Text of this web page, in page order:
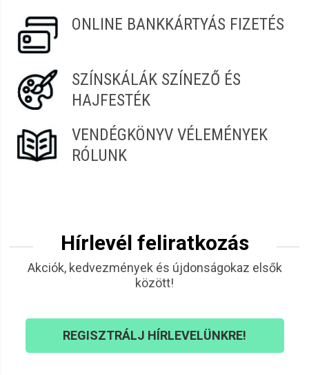
ONLINE BANKKÁRTYÁS FIZETÉS
SZÍNSKÁLÁK SZÍNEZŐ ÉS
HAJFESTÉK
VENDÉGKÖNYV VÉLEMÉNYEK
RÓLUNK
Hírlevél feliratkozás
Akciók, kedvezmények és újdonságokaz elsők
között!
REGISZTRÁLJ HÍRLEVELÜNKRE!